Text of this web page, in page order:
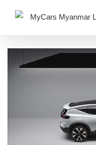
content
Larger